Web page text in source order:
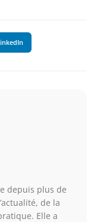
depuis plus de
de la
Elle a